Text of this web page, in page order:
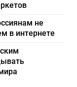
не
в интернете